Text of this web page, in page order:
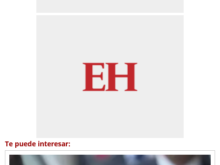
Te puede interesar: